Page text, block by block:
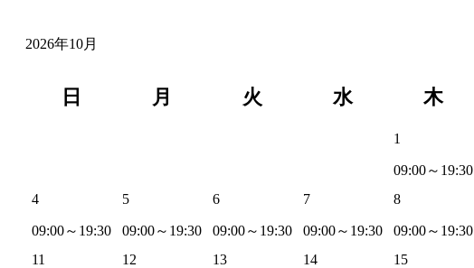
2026年10月
日 月 火 水 木
1
09:00～19:30
4
09:00～19:30
5
09:00～19:30
6
09:00～19:30
7
09:00～19:30
8
09:00～19:30
11
12 13 14 15